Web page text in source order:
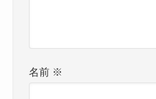
名前 ※